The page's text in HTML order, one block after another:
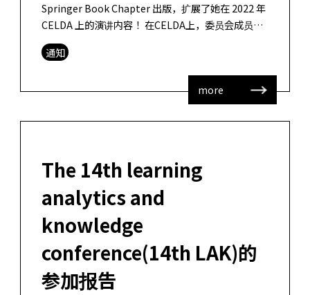
Springer Book Chapter 出版，扩展了她在 2022 年
CELDA 上的演讲内容！ 在CELDA上，委员会成员会
问论文被录用为Full Paper的演讲 […]
通知
more
The 14th learning
analytics and
knowledge
conference(14th LAK)的
参加报告